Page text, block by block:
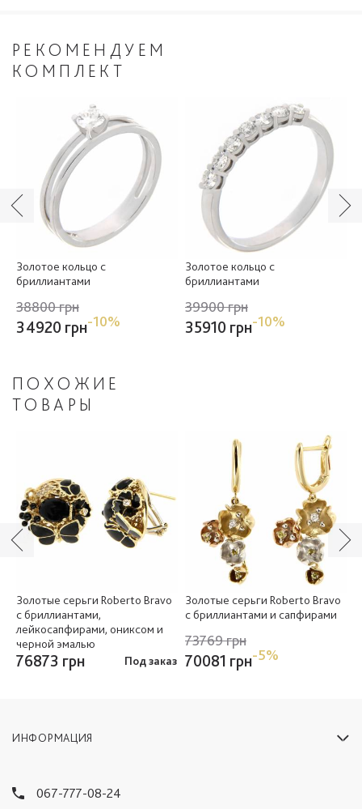
РЕКОМЕНДУЕМ
КОМПЛЕКТ
Золотое кольцо с
бриллиантами
38800 грн
34920 грн-10%
Золотое кольцо с
бриллиантами
39900 грн
35910 грн-10%
ПОХОЖИЕ
ТОВАРЫ
Золотые серьги Roberto Bravo
с бриллиантами,
лейкосапфирами, ониксом и
черной эмалью
76873 грн Под заказ
Золотые серьги Roberto Bravo
с бриллиантами и сапфирами
73769 грн
70081 грн-5%
ИНФОРМАЦИЯ
067-777-08-24